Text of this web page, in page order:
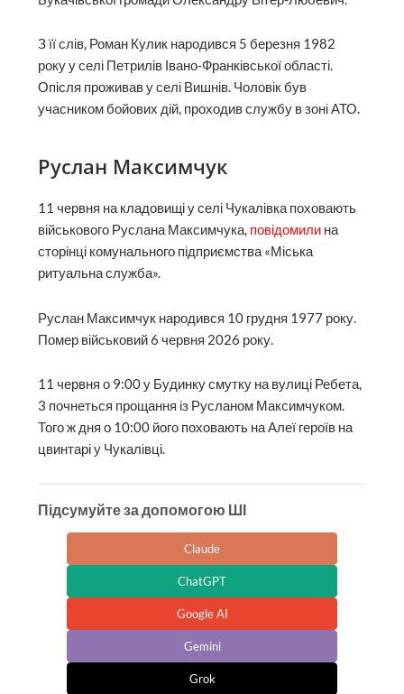
З її слів, Роман Кулик народився 5 березня 1982
року у селі Петрилів Івано-Франківської області.
Опісля проживав у селі Вишнів. Чоловік був
учасником бойових дій, проходив службу в зоні АТО.
Руслан Максимчук
11 червня на кладовищі у селі Чукалівка поховають
військового Руслана Максимчука, повідомили на
сторінці комунального підприємства «Міська
ритуальна служба».
Руслан Максимчук народився 10 грудня 1977 року.
Помер військовий 6 червня 2026 року.
11 червня о 9:00 у Будинку смутку на вулиці Ребета,
3 почнеться прощання із Русланом Максимчуком.
Того ж дня о 10:00 його поховають на Алеї героїв на
цвинтарі у Чукалівці.
Підсумуйте за допомогою ШІ
Claude
ChatGPT
Google AI
Gemini
Grok